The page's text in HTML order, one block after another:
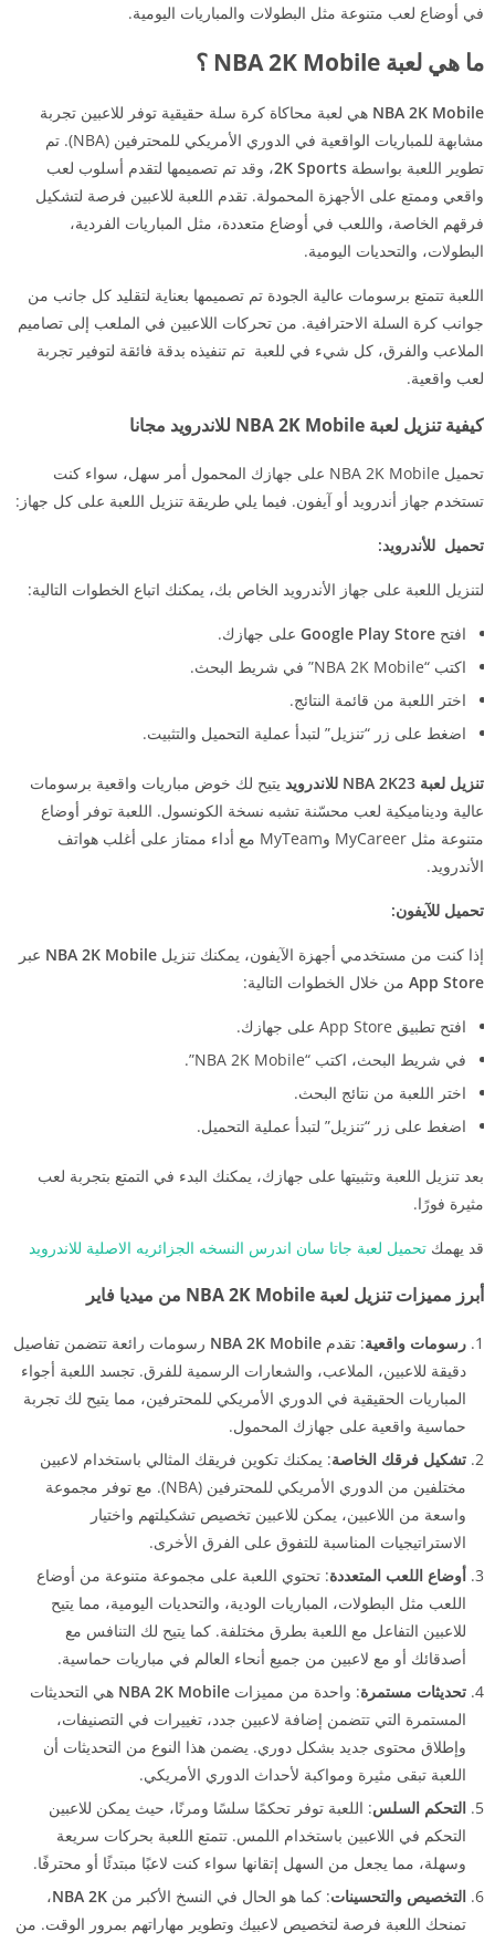
في أوضاع لعب متنوعة مثل البطولات والمباريات اليومية.
ما هي لعبة NBA 2K Mobile ؟
NBA 2K Mobile هي لعبة محاكاة كرة سلة حقيقية توفر للاعبين تجربة
مشابهة للمباريات الواقعية في الدوري الأمريكي للمحترفين (NBA). تم
تطوير اللعبة بواسطة 2K Sports، وقد تم تصميمها لتقدم أسلوب لعب
واقعي وممتع على الأجهزة المحمولة. تقدم اللعبة للاعبين فرصة لتشكيل
فرقهم الخاصة، واللعب في أوضاع متعددة، مثل المباريات الفردية،
البطولات، والتحديات اليومية.
اللعبة تتمتع برسومات عالية الجودة تم تصميمها بعناية لتقليد كل جانب من
جوانب كرة السلة الاحترافية. من تحركات اللاعبين في الملعب إلى تصاميم
الملاعب والفرق، كل شيء في للعبة تم تنفيذه بدقة فائقة لتوفير تجربة
لعب واقعية.
كيفية تنزيل لعبة NBA 2K Mobile للاندرويد مجانا
تحميل NBA 2K Mobile على جهازك المحمول أمر سهل، سواء كنت
تستخدم جهاز أندرويد أو آيفون. فيما يلي طريقة تنزيل اللعبة على كل جهاز:
تحميل للأندرويد:
لتنزيل اللعبة على جهاز الأندرويد الخاص بك، يمكنك اتباع الخطوات التالية:
افتح Google Play Store على جهازك.
اكتب “NBA 2K Mobile” في شريط البحث.
اختر اللعبة من قائمة النتائج.
اضغط على زر “تنزيل” لتبدأ عملية التحميل والتثبيت.
تنزيل لعبة NBA 2K23 للاندرويد
يتيح لك خوض مباريات واقعية برسومات
عالية وديناميكية لعب محسّنة تشبه نسخة الكونسول. اللعبة توفر أوضاع
متنوعة مثل MyCareer وMyTeam مع أداء ممتاز على أغلب هواتف
الأندرويد.
تحميل للآيفون:
إذا كنت من مستخدمي أجهزة الآيفون، يمكنك تنزيل NBA 2K Mobile عبر
App Store من خلال الخطوات التالية:
افتح تطبيق App Store على جهازك.
في شريط البحث، اكتب “NBA 2K Mobile”.
اختر اللعبة من نتائج البحث.
اضغط على زر “تنزيل” لتبدأ عملية التحميل.
بعد تنزيل اللعبة وتثبيتها على جهازك، يمكنك البدء في التمتع بتجربة لعب
مثيرة فورًا.
قد يهمك تحميل لعبة جاتا سان اندرس النسخه الجزائريه الاصلية للاندرويد
أبرز مميزات تنزيل لعبة NBA 2K Mobile من ميديا فاير
رسومات واقعية: تقدم NBA 2K Mobile رسومات رائعة تتضمن تفاصيل
دقيقة للاعبين، الملاعب، والشعارات الرسمية للفرق. تجسد اللعبة أجواء
المباريات الحقيقية في الدوري الأمريكي للمحترفين، مما يتيح لك تجربة
حماسية واقعية على جهازك المحمول.
تشكيل فرقك الخاصة: يمكنك تكوين فريقك المثالي باستخدام لاعبين
مختلفين من الدوري الأمريكي للمحترفين (NBA). مع توفر مجموعة
واسعة من اللاعبين، يمكن للاعبين تخصيص تشكيلتهم واختيار
الاستراتيجيات المناسبة للتفوق على الفرق الأخرى.
أوضاع اللعب المتعددة: تحتوي اللعبة على مجموعة متنوعة من أوضاع
اللعب مثل البطولات، المباريات الودية، والتحديات اليومية، مما يتيح
للاعبين التفاعل مع اللعبة بطرق مختلفة. كما يتيح لك التنافس مع
أصدقائك أو مع لاعبين من جميع أنحاء العالم في مباريات حماسية.
تحديثات مستمرة: واحدة من مميزات NBA 2K Mobile هي التحديثات
المستمرة التي تتضمن إضافة لاعبين جدد، تغييرات في التصنيفات،
وإطلاق محتوى جديد بشكل دوري. يضمن هذا النوع من التحديثات أن
اللعبة تبقى مثيرة ومواكبة لأحداث الدوري الأمريكي.
التحكم السلس: اللعبة توفر تحكمًا سلسًا ومرنًا، حيث يمكن للاعبين
التحكم في اللاعبين باستخدام اللمس. تتمتع اللعبة بحركات سريعة
وسهلة، مما يجعل من السهل إتقانها سواء كنت لاعبًا مبتدئًا أو محترفًا.
التخصيص والتحسينات: كما هو الحال في النسخ الأكبر من NBA 2K،
تمنحك اللعبة فرصة لتخصيص لاعبيك وتطوير مهاراتهم بمرور الوقت. من